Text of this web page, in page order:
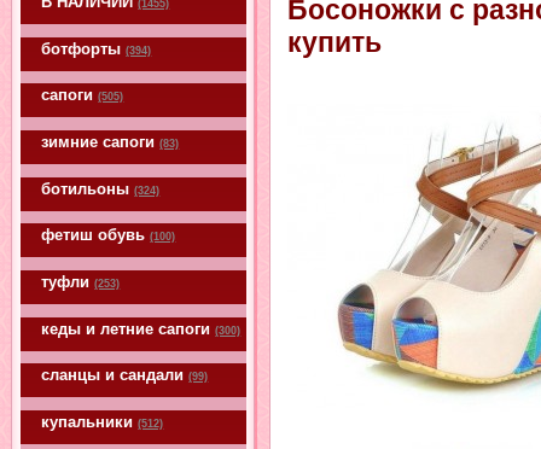
(1455)
ботфорты(394)
сапоги(505)
зимние сапоги(83)
ботильоны(324)
фетиш обувь(100)
туфли(253)
кеды и летние сапоги(300)
сланцы и сандали(99)
купальники(512)
Босоножки с
купить